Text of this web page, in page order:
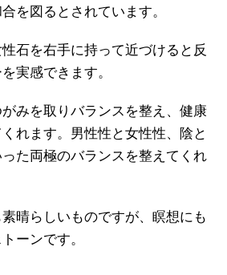
を図るとされています。
石を右手に持って近づけると反
実感できます。
みを取りバランスを整え、健康
れます。男性性と女性性、陰と
た両極のバランスを整えてくれ
晴らしいものですが、瞑想にも
ーンです。